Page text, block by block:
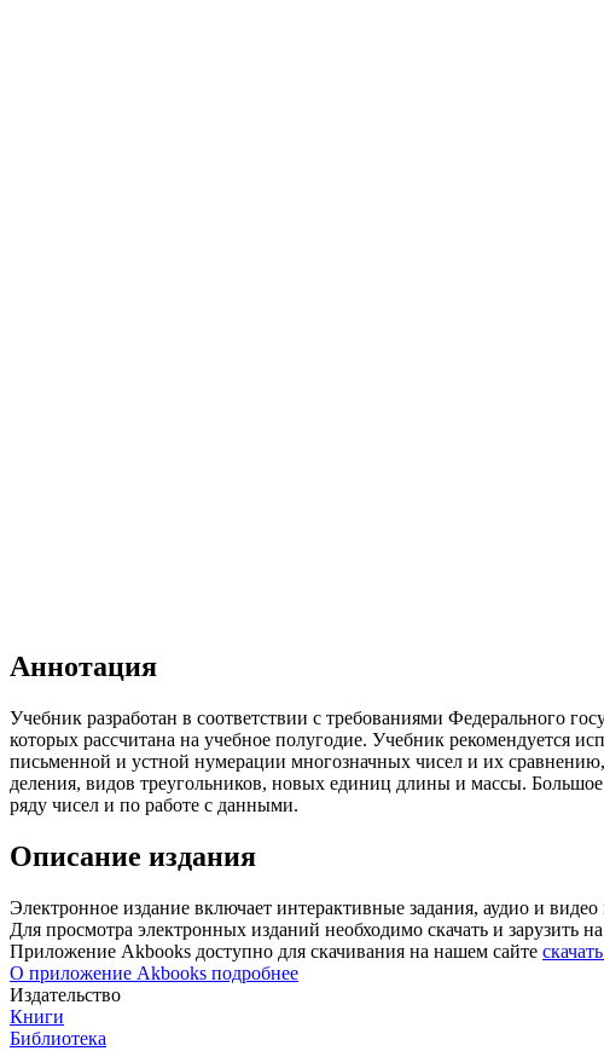
Аннотация
Учебник разработан в соответствии с требованиями Федерального
которых рассчитана на учебное полугодие. Учебник рекомендуется
письменной и устной нумерации многозначных чисел и их
деления, видов треугольников, новых единиц длины и массы.
ряду чисел и по работе с данными.
Описание издания
Электронное издание включает интерактивные задания, аудио и
Для просмотра электронных изданий необходимо скачать и зарузить
Приложение Akbooks доступно для скачивания на нашем сайте
О приложение Akbooks подробнее
Издательство
Книги
Библиотека